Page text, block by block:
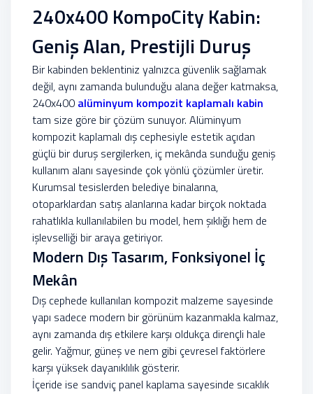
240x400 KompoCity Kabin:
Geniş Alan, Prestijli Duruş
Bir kabinden beklentiniz yalnızca güvenlik sağlamak
değil, aynı zamanda bulunduğu alana değer katmaksa,
240x400 alüminyum kompozit kaplamalı kabin
tam size göre bir çözüm sunuyor. Alüminyum
kompozit kaplamalı dış cephesiyle estetik açıdan
güçlü bir duruş sergilerken, iç mekânda sunduğu geniş
kullanım alanı sayesinde çok yönlü çözümler üretir.
Kurumsal tesislerden belediye binalarına,
otoparklardan satış alanlarına kadar birçok noktada
rahatlıkla kullanılabilen bu model, hem şıklığı hem de
işlevselliği bir araya getiriyor.
Modern Dış Tasarım, Fonksiyonel İç
Mekân
Dış cephede kullanılan kompozit malzeme sayesinde
yapı sadece modern bir görünüm kazanmakla kalmaz,
aynı zamanda dış etkilere karşı oldukça dirençli hale
gelir. Yağmur, güneş ve nem gibi çevresel faktörlere
karşı yüksek dayanıklılık gösterir.
İçeride ise sandviç panel kaplama sayesinde sıcaklık